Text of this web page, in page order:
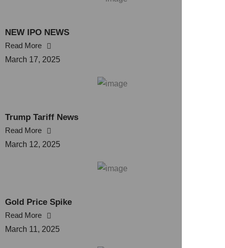
NEW IPO NEWS
Read More
March 17, 2025
Trump Tariff News
Read More
March 12, 2025
Gold Price Spike
Read More
March 11, 2025